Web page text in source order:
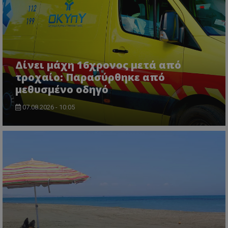
Δίνει μάχη 16χρονος μετά από
τροχαίο: Παρασύρθηκε από
μεθυσμένο οδηγό
07.08.2026 - 10:05
Microsoft Corporation
VISITOR_PRIVACY_METADATA